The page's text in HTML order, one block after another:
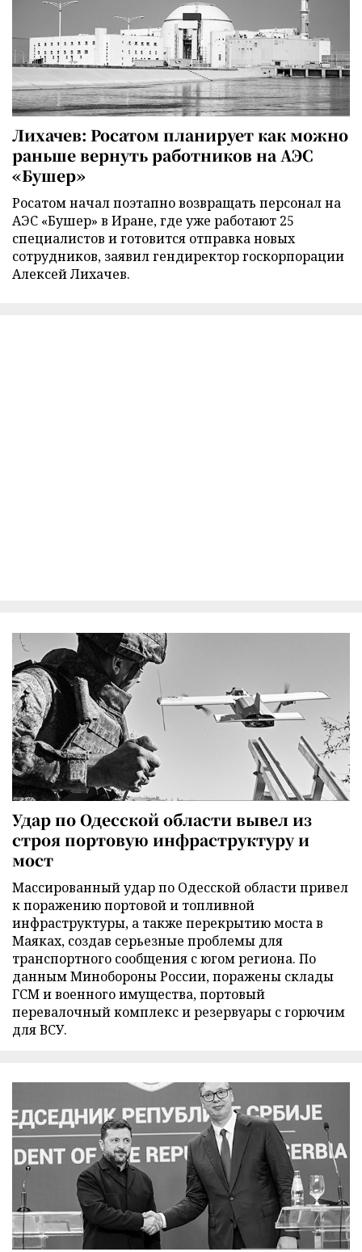
Лихачев: Росатом планирует как можно
раньше вернуть работников на АЭС
«Бушер»
Росатом начал поэтапно возвращать персонал на
АЭС «Бушер» в Иране, где уже работают 25
специалистов и готовится отправка новых
сотрудников, заявил гендиректор госкорпорации
Алексей Лихачев.
Удар по Одесской области вывел из
строя портовую инфраструктуру и
мост
Массированный удар по Одесской области привел
к поражению портовой и топливной
инфраструктуры, а также перекрытию моста в
Маяках, создав серьезные проблемы для
транспортного сообщения с югом региона. По
данным Минобороны России, поражены склады
ГСМ и военного имущества, портовый
перевалочный комплекс и резервуары с горючим
для ВСУ.